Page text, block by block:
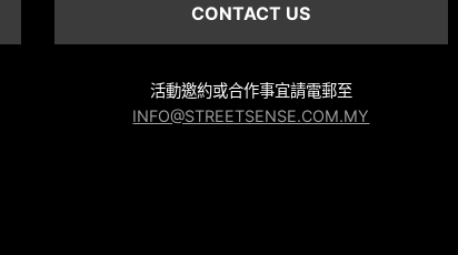
CONTACT US
活動邀約或合作事宜請電郵至
INFO@STREETSENSE.COM.MY